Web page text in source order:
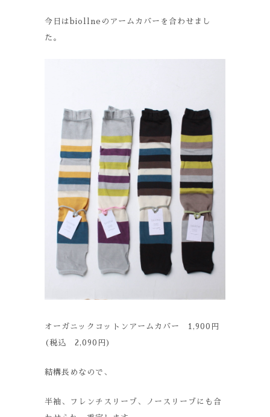
今日はbiollneのアームカバーを合わせまし
た。
オーガニックコットンアームカバー 1,900円
(税込 2,090円)
結構長めなので、
半袖、フレンチスリーブ、ノースリーブにも合